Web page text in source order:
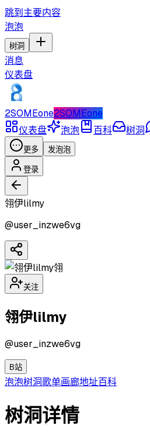
跳到主要内容
泡泡
树洞
消息
仪表盘
2SOMEone2SOMEone
仪表盘
泡泡 百科 树洞
更多 发泡泡
登录
翎伊lilmy
@user_inzwe6vg
翎
关注
翎伊lilmy
@user_inzwe6vg
B站
泡泡树洞歌单画廊地址百科
树洞详情